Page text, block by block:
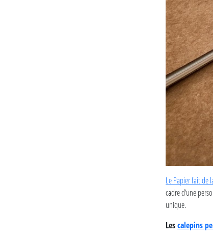
Le Papier fait de
cadre d’une
unique.
Lescalepins